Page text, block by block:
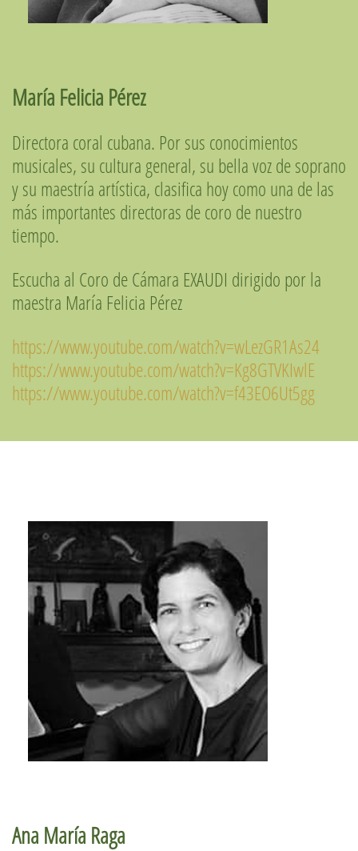
María Felicia Pérez
Directora coral cubana. Por sus conocimientos
musicales, su cultura general, su bella voz de soprano
y su maestría artística, clasifica hoy como una de las
más importantes directoras de coro de nuestro
tiempo.
Escucha al Coro de Cámara EXAUDI dirigido por la
maestra María Felicia Pérez
https://www.youtube.com/watch?v=wLezGR1As24
https://www.youtube.com/watch?v=Kg8GTVKIwlE
https://www.youtube.com/watch?v=f43EO6Ut5gg
Ana María Raga